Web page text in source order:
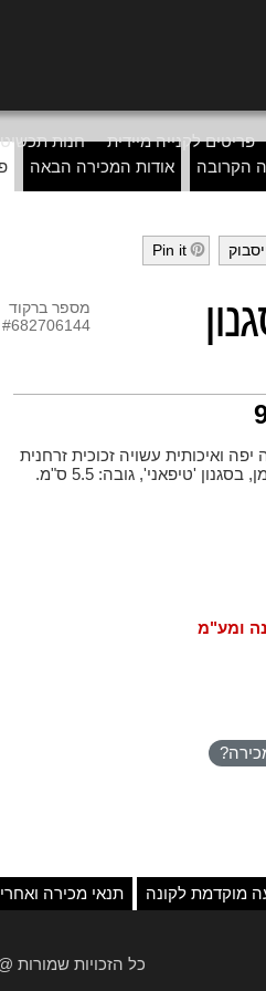
פריטים לקנייה מיידית חנות
הקרובה אודות המכירה הבאה
h
Pin it
מספר ברקוד
#682706144
ואיכותית עשויה זכוכית זרחנית
ומע"מ
מוקדמת לקונה תנאי מכירה
כל הזכויות שמורות @